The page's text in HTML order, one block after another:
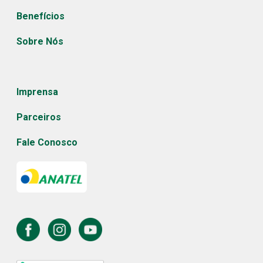
Benefícios
Sobre Nós
Imprensa
Parceiros
Fale Conosco